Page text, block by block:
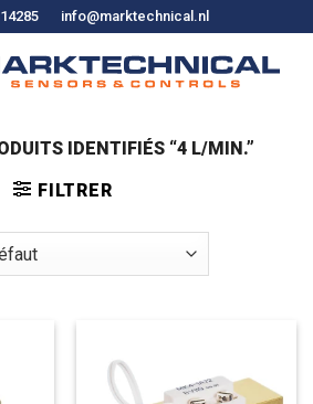
info@marktechnical.nl
IDENTIFIÉS “4 L/MIN.”
FILTRER